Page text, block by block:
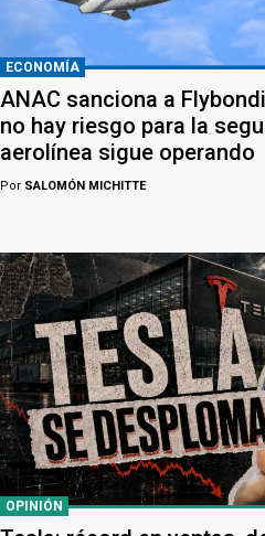
ECONOMÍA
ANAC sanciona a
no hay riesgo para la
aerolínea sigue operando
Por SALOMÓN MICHITTE
OPINIÓN